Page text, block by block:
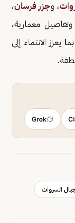
، وجزر فرسان،
معمارية،
يعزز الانتماء إلى
Grok
السروات